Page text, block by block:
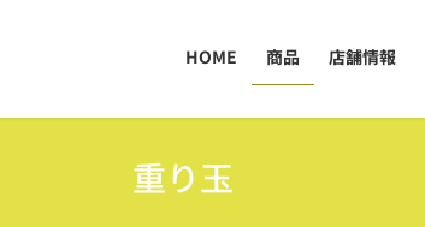
HOME 商品 店舗情報
重り玉